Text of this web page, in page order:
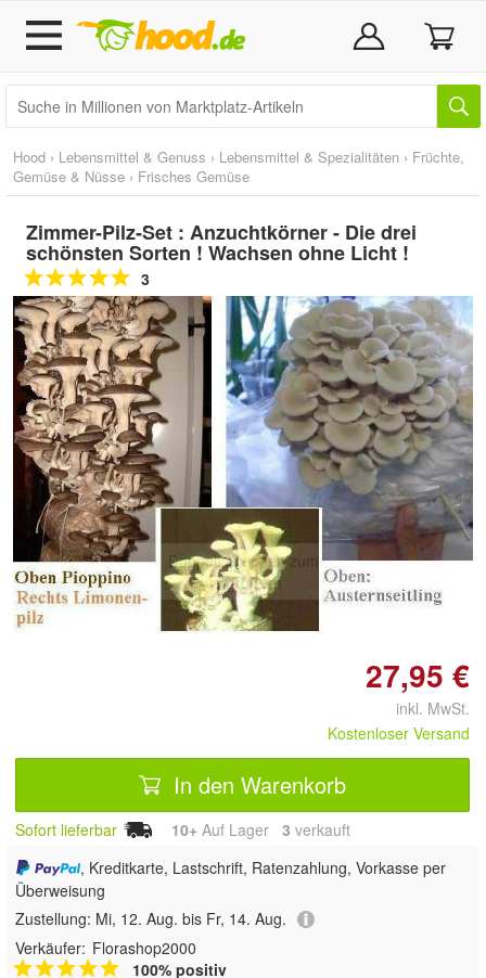
Hood › Lebensmittel & Genuss › Lebensmittel & Spezialitäten › Früchte,
Gemüse & Nüsse › Frisches Gemüse
Zimmer-Pilz-Set : Anzuchtkörner - Die drei
schönsten Sorten ! Wachsen ohne Licht !
3
Doppelt antippen zum
vergrößern
27,95 €
inkl. MwSt.
Kostenloser Versand
In den Warenkorb
Sofort lieferbar 10+ Auf Lager 3 verkauft
, Kreditkarte, Lastschrift, Ratenzahlung, Vorkasse per
Überweisung
Zustellung: Mi, 12. Aug. bis Fr, 14. Aug.
Verkäufer: Florashop2000
100% positiv